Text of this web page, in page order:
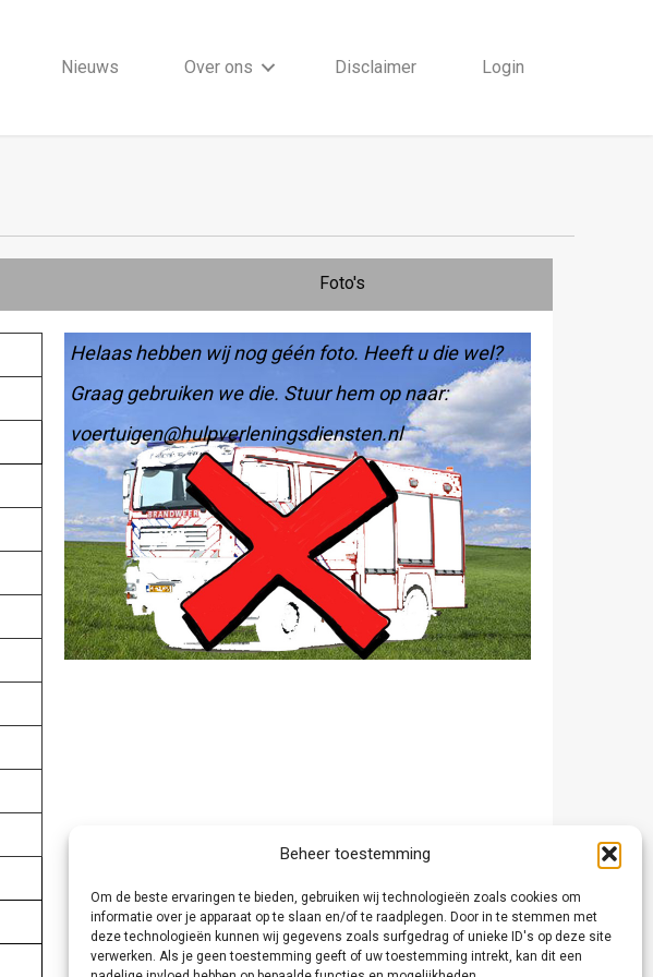
Beheer toestemming
Om de beste ervaringen te bieden, gebruiken wij technologieën zoals cookies om
informatie over je apparaat op te slaan en/of te raadplegen. Door in te stemmen met
deze technologieën kunnen wij gegevens zoals surfgedrag of unieke ID's op deze site
verwerken. Als je geen toestemming geeft of uw toestemming intrekt, kan dit een
Nieuws Over ons Disclaimer Login
Foto's
Helaas hebben wij nog géén foto. Heeft u die wel?
Graag gebruiken we die. Stuur hem op naar:
voertuigen@hulpverleningsdiensten.nl